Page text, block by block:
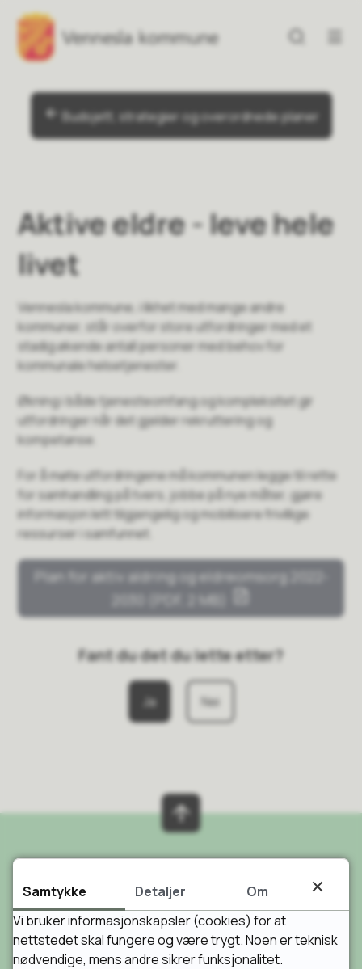
Vennesla kommune
Du er her:
Budsjett, strategier og overordnede planer
Aktive eldre - leve hele
livet
Vennesla kommune, i likhet med mange andre
kommuner, står overfor store utfordringer med et
stadig økende antall personer med behov for
kommunale helsetjenester.
Økning i både tjenesteomfang og kompleksitet gir
utfordringer når det gjelder rekruttering og
kompetanse.
For å møte utfordringene må kommunen legge til rette
for samhandling på tvers, jobbe på nye måter, gjøre
informasjon lett tilgjengelig og mobilisere frivillige
ressurser i samfunnet.
Plan for aktiv aldring og eldreomsorg 2022-
(PDF, 2 MB)
Fant du det du lette etter?
Ja Nei
Skriv til oss
Vennesla kommune
Postboks 25
4701 Vennesla
Samtykke Detaljer
Om
Vi bruker informasjonskapsler (cookies) for at
nettstedet skal fungere og være trygt. Noen er teknisk
nødvendige, mens andre sikrer funksjonalitet.